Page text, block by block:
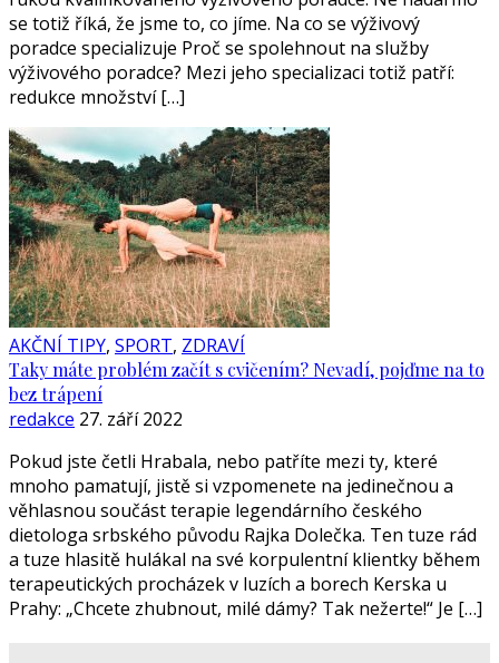
se totiž říká, že jsme to, co jíme. Na co se výživový
poradce specializuje Proč se spolehnout na služby
výživového poradce? Mezi jeho specializaci totiž patří:
redukce množství […]
AKČNÍ TIPY, SPORT, ZDRAVÍ
Taky máte problém začít s cvičením? Nevadí, pojďme na to
bez trápení
redakce 27. září 2022
Pokud jste četli Hrabala, nebo patříte mezi ty, které
mnoho pamatují, jistě si vzpomenete na jedinečnou a
věhlasnou součást terapie legendárního českého
dietologa srbského původu Rajka Dolečka. Ten tuze rád
a tuze hlasitě hulákal na své korpulentní klientky během
terapeutických procházek v luzích a borech Kerska u
Prahy: „Chcete zhubnout, milé dámy? Tak nežerte!“ Je […]